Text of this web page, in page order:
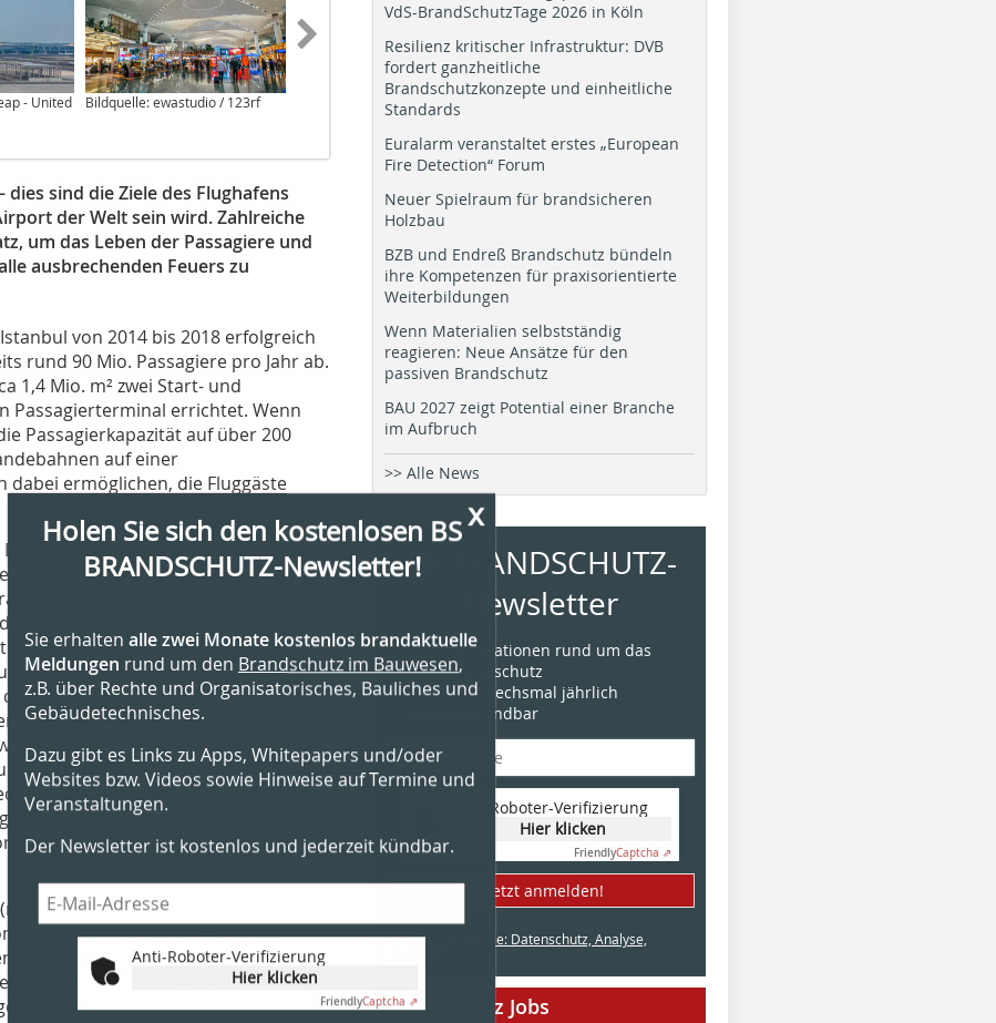
- United
Bildquelle: ewastudio / 123rf Bildquelle: tminaz / 123rf Bildquelle: ewastudio / 123rf
sind die Ziele des Flughafens
der Welt sein wird. Zahlreiche
um das Leben der Passagiere und
ausbrechenden Feuers zu
von 2014 bis 2018 erfolgreich
rund 90 Mio. Passagiere pro Jahr ab.
1,4 Mio. m² zwei Start- und
Passagierterminal errichtet. Wenn
Passagierkapazität auf über 200
auf einer
dabei ermöglichen, die Fluggäste
des Flughafens gegründet wurde.
Kalyon, Cengiz, Mapa und Limak, die
tätig sind, wie Bauwesen,
Als wichtige
und Infrastruktur ist der Istanbuler
für den passiven Brandschutz
Ausbreitung von Feuer, Rauch und
Anwendung in der Türkei geben
die Europäisch Technische
beauftragten
und viele mehr) verbauten im
des Istanbuler Flughafens –
– die Produkte aus dem
, elektrische- und
und Lüftungssysteme
wurden mit „fischer FireStop“-
Weichschotts aus Mineralwolle mit
sowie Brandschotts aus
x
Holen Sie sich den kostenlosen BS
BRANDSCHUTZ-Newsletter!
Sie erhalten alle zwei Monate kostenlos brandaktuelle
Meldungen rund um den Brandschutz im Bauwesen
z.B. über Rechte und Organisatorisches, Bauliches und
Gebäudetechnisches.
Dazu gibt es Links zu Apps, Whitepapers und/oder
Websites bzw. Videos sowie Hinweise auf Termine und
Veranstaltungen.
Der Newsletter ist kostenlos und jederzeit kündbar.
Anti-Roboter-Verifizierung
Hier klicken
FriendlyCaptcha ⇗
VdS-BrandSchutzTage 2026 in Köln
Resilienz kritischer Infrastruktur: DVB
fordert ganzheitliche
Brandschutzkonzepte und einheitliche
Standards
Euralarm veranstaltet erstes „European
Fire Detection“ Forum
Neuer Spielraum für brandsicheren
Holzbau
BZB und Endreß Brandschutz bündeln
ihre Kompetenzen für praxisorientierte
Weiterbildungen
Wenn Materialien selbstständig
reagieren: Neue Ansätze für den
passiven Brandschutz
BAU 2027 zeigt Potential einer Branche
im Aufbruch
>> Alle News
BS BRANDSCHUTZ-
Newsletter
» Profi-Informationen rund um das
Thema Brandschutz
» kostenfrei, sechsmal jährlich
» jederzeit kündbar
Anti-Roboter-Verifizierung
Hier klicken
FriendlyCaptcha ⇗
» Jetzt anmelden!
Beispiele, Hinweise: Datenschutz, Analyse,
Brandschutz Jobs